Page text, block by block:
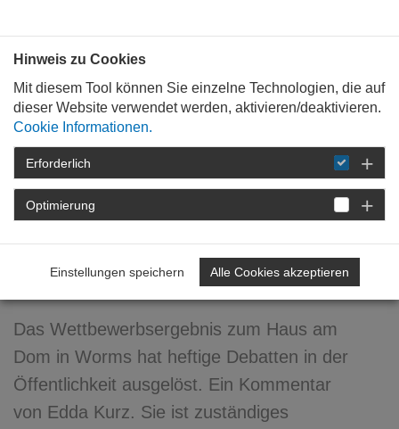
STARTSEITE DETAIL
Kommentar zum Wettbewerb
„Haus am Dom“
Das Wettbewerbsergebnis zum Haus am
Dom in Worms hat heftige Debatten in der
Öffentlichkeit ausgelöst. Ein Kommentar
von Edda Kurz. Sie ist zuständiges
Hinweis zu Cookies
Mit diesem Tool können Sie einzelne Technologien, die auf
dieser Website verwendet werden, aktivieren/deaktivieren.
Cookie Informationen.
Erforderlich
Optimierung
Einstellungen speichern Alle Cookies akzeptieren